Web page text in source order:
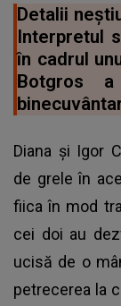
Detalii
Interpretul
în cadrul
Botgros
Diana și Igor
de grele în
fiica în mod
cei doi au
ucisă de o
petrecerea la